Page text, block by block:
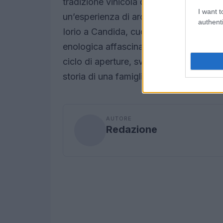
I want
un’esperienza di architettura
Iorio a Candida, cuore di una
enologica affascinante. Infine, il 29 e
ciclo di aperture, svelando una
storia di una famiglia e del suo
AUTORE
Redazione